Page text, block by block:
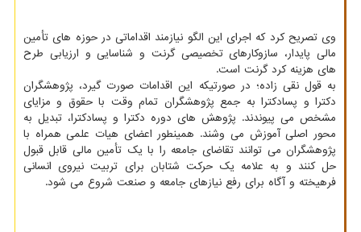
وی تصریح کرد که اجرای این الگو نیازمند اقداماتی در حوزه های تأمین
مالی پایدار، سازوکارهای تخصیصی گرنت و شناسایی و ارزیابی طرح
های هزینه کرد گرنت است.
به قول نقی زاده؛ در صورتیکه این اقدامات صورت گیرد، پژوهشگران
دکترا و پسادکترا به جمع پژوهشگران تمام وقت با حقوق و مزایای
مشخص می پیوندند. پژوهش های دوره دکترا و پسادکترا، تبدیل به
محور اصلی آموزش می وشند. همینطور اعضای هیات علمی همراه با
پژوهشگران می توانند تقاضای جامعه را با یک تأمین مالی قابل قبول
حل کنند و به علامه یک حرکت شتابان برای تربیت نیروی انسانی
فرهیخته و آگاه برای رفع نیازهای جامعه و صنعت شروع می شود.